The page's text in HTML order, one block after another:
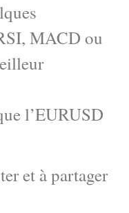
MACD ou
l’EURUSD
et à partager